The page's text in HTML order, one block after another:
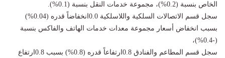
الخاص بنسبة (0.2%)، مجموعة خدمات النقل بنسبة (0.1%).
سجل قسم الاتصالات السلكية واللاسلكية 0.0انخفاضاً قدره (0.04%)
بسبب انخفاض أسعار مجموعة معدات خدمات الهاتف والفاكس بنسبة
(-0.4%)،
سجل قسم المطاعم والفنادق 0.8ارتفاعاً قدره (0.8%) بسبب 0.8ارتفاع